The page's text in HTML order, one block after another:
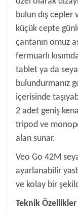
bulun dış cepler
küçük cepte
çantanın omuz
fermuarlı
tablet ya da
bulundurmanız
içerisinde
2 adet geniş
tripod ve
alan sunar.
Veo Go 42M
ayarlanabilir
ve kolay bir
Teknik Özellikler